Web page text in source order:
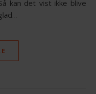
kan det vist ikke blive